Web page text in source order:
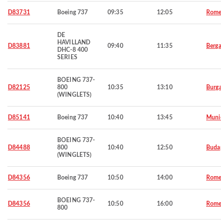
D83731 Boeing 737 09:35 12:05
D83881
DE
HAVILLAND
DHC-8 400
SERIES
09:40 11:35
D82125
BOEING 737-
800
(WINGLETS)
10:35 13:10
D85141 Boeing 737 10:40 13:45
D84488
BOEING 737-
800
(WINGLETS)
10:40 12:50
D84356 Boeing 737 10:50 14:00
D84356
BOEING 737-
800
10:50 16:00